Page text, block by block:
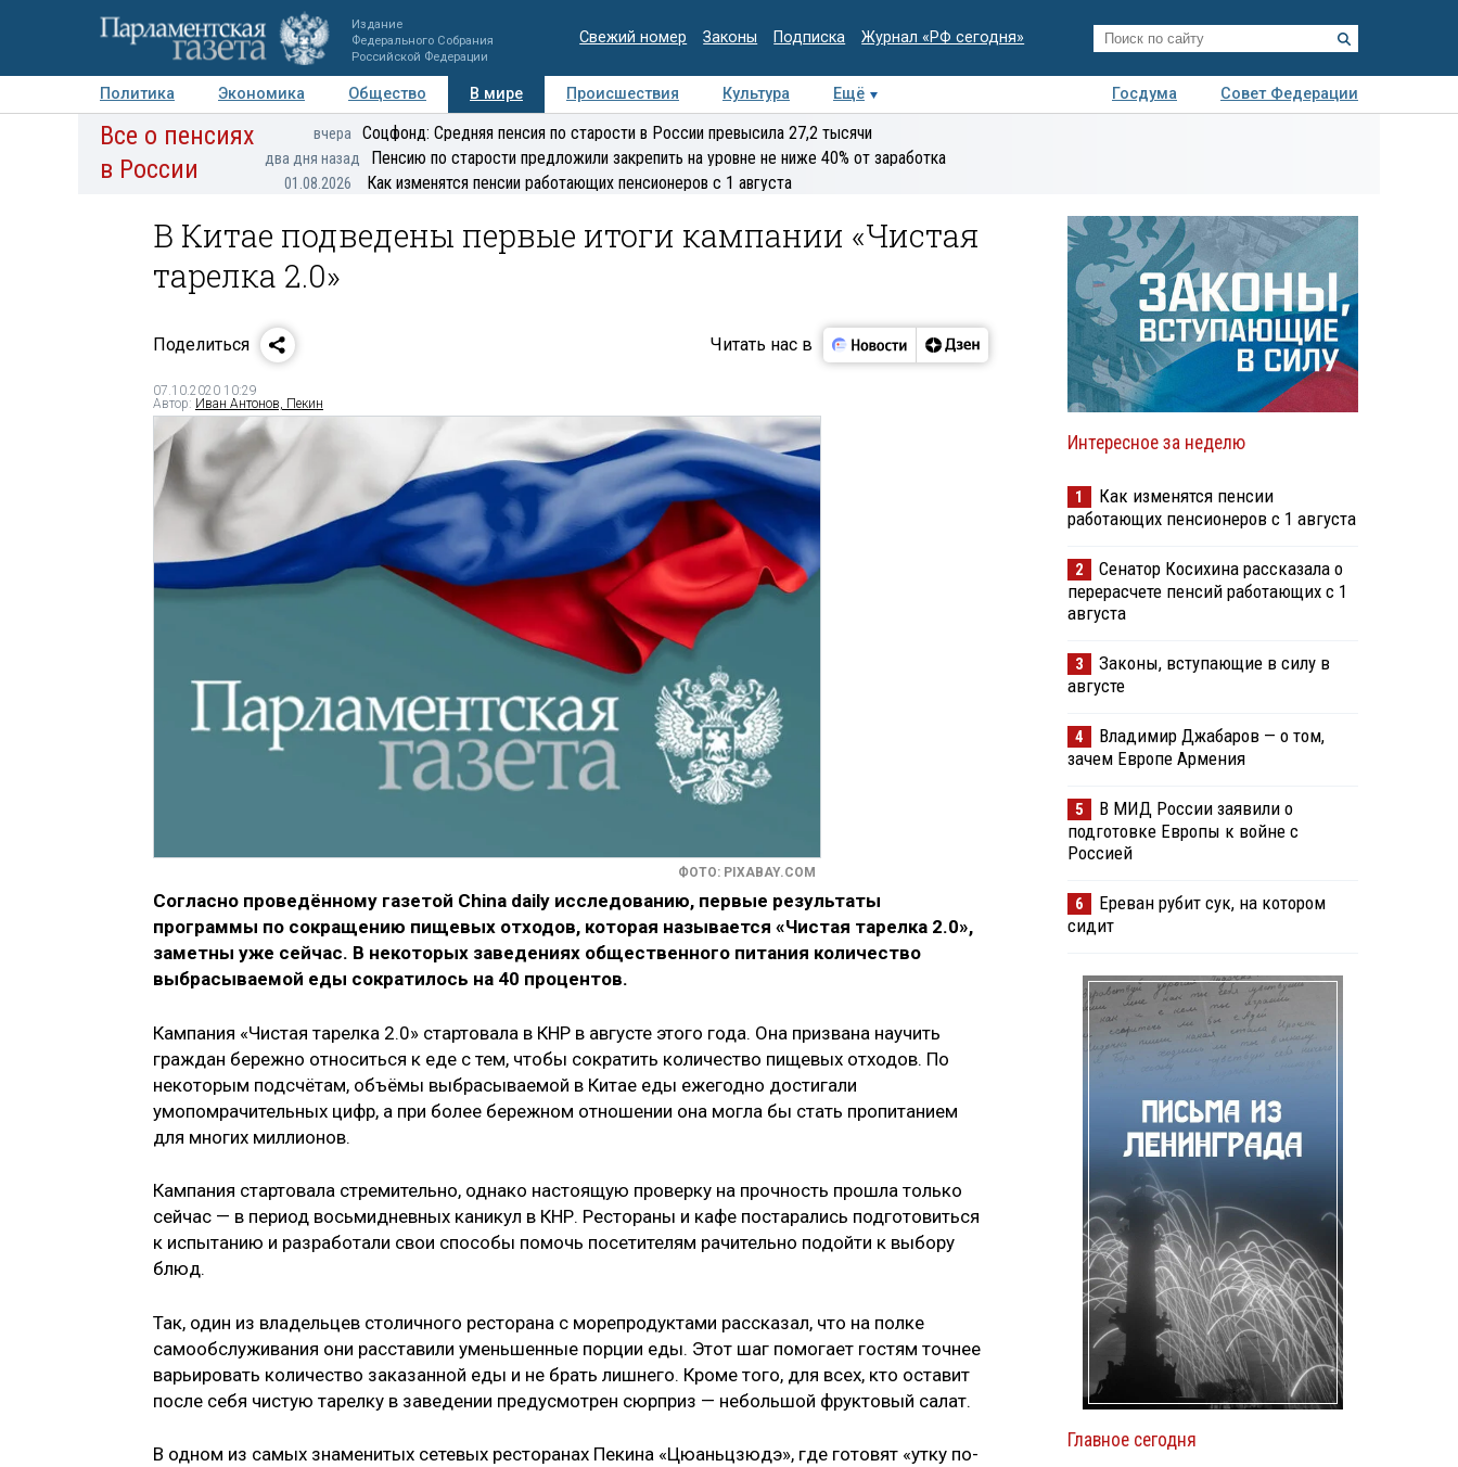
Издание
Федерального Собрания
Российской Федерации
Свежий номер Законы Подписка Журнал «РФ сегодня»
Политика Экономика Общество В мире Происшествия Культура Ещё Госдума
Совет Федерации
Авторы Персоны Мнения Регионы Медиацентр Интервью Колумнисты
экспертиза
Все о пенсиях
в России
вчера Соцфонд: Средняя пенсия по старости в России превысила 27,2 тысячи
два дня назад Пенсию по старости предложили закрепить на уровне не ниже 40% от заработка
01.08.2026 Как изменятся пенсии работающих пенсионеров с 1 августа
В Китае подведены первые итоги кампании «Чистая
тарелка 2.0»
Поделиться Читать нас в
07.10.2020 10:29
Автор: Иван Антонов, Пекин
ФОТО: PIXABAY.COM
Согласно проведённому газетой China daily исследованию, первые результаты
программы по сокращению пищевых отходов, которая называется «Чистая тарелка 2.0»,
заметны уже сейчас. В некоторых заведениях общественного питания количество
выбрасываемой еды сократилось на 40 процентов.
Кампания «Чистая тарелка 2.0» стартовала в КНР в августе этого года. Она призвана научить
граждан бережно относиться к еде с тем, чтобы сократить количество пищевых отходов. По
некоторым подсчётам, объёмы выбрасываемой в Китае еды ежегодно достигали
умопомрачительных цифр, а при более бережном отношении она могла бы стать пропитанием
для многих миллионов.
Кампания стартовала стремительно, однако настоящую проверку на прочность прошла только
сейчас — в период восьмидневных каникул в КНР. Рестораны и кафе постарались подготовиться
к испытанию и разработали свои способы помочь посетителям рачительно подойти к выбору
блюд.
Так, один из владельцев столичного ресторана с морепродуктами рассказал, что на полке
самообслуживания они расставили уменьшенные порции еды. Этот шаг помогает гостям точнее
варьировать количество заказанной еды и не брать лишнего. Кроме того, для всех, кто оставит
после себя чистую тарелку в заведении предусмотрен сюрприз — небольшой фруктовый салат.
В одном из самых знаменитых сетевых ресторанах Пекина «Цюаньцзюдэ», где готовят «утку по-
Интересное за неделю
1
Как изменятся пенсии
работающих пенсионеров с 1 августа
2
Сенатор Косихина рассказала о
перерасчете пенсий работающих с 1
августа
3
Законы, вступающие в силу в
августе
4
Владимир Джабаров — о том,
зачем Европе Армения
5
В МИД России заявили о
подготовке Европы к войне с
Россией
6
Ереван рубит сук, на котором
сидит
Главное сегодня